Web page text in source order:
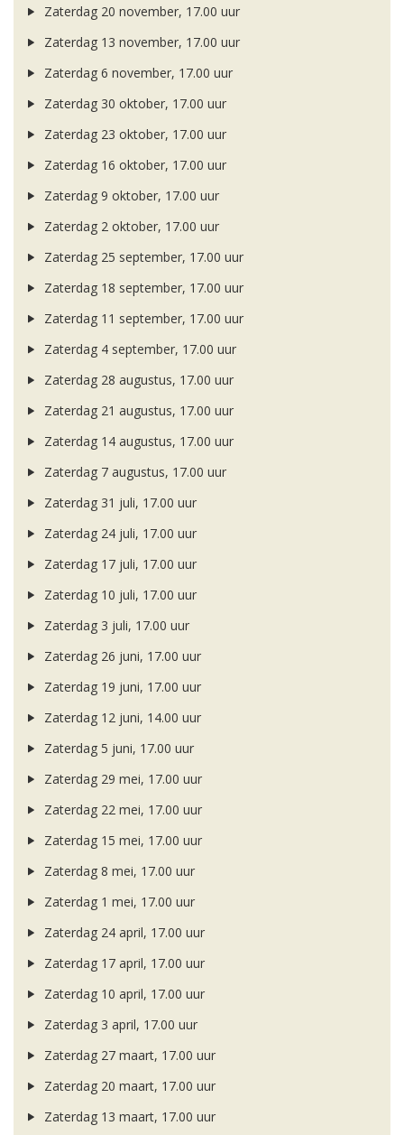
Zaterdag 20 november, 17.00 uur
Zaterdag 13 november, 17.00 uur
Zaterdag 6 november, 17.00 uur
Zaterdag 30 oktober, 17.00 uur
Zaterdag 23 oktober, 17.00 uur
Zaterdag 16 oktober, 17.00 uur
Zaterdag 9 oktober, 17.00 uur
Zaterdag 2 oktober, 17.00 uur
Zaterdag 25 september, 17.00 uur
Zaterdag 18 september, 17.00 uur
Zaterdag 11 september, 17.00 uur
Zaterdag 4 september, 17.00 uur
Zaterdag 28 augustus, 17.00 uur
Zaterdag 21 augustus, 17.00 uur
Zaterdag 14 augustus, 17.00 uur
Zaterdag 7 augustus, 17.00 uur
Zaterdag 31 juli, 17.00 uur
Zaterdag 24 juli, 17.00 uur
Zaterdag 17 juli, 17.00 uur
Zaterdag 10 juli, 17.00 uur
Zaterdag 3 juli, 17.00 uur
Zaterdag 26 juni, 17.00 uur
Zaterdag 19 juni, 17.00 uur
Zaterdag 12 juni, 14.00 uur
Zaterdag 5 juni, 17.00 uur
Zaterdag 29 mei, 17.00 uur
Zaterdag 22 mei, 17.00 uur
Zaterdag 15 mei, 17.00 uur
Zaterdag 8 mei, 17.00 uur
Zaterdag 1 mei, 17.00 uur
Zaterdag 24 april, 17.00 uur
Zaterdag 17 april, 17.00 uur
Zaterdag 10 april, 17.00 uur
Zaterdag 3 april, 17.00 uur
Zaterdag 27 maart, 17.00 uur
Zaterdag 20 maart, 17.00 uur
Zaterdag 13 maart, 17.00 uur